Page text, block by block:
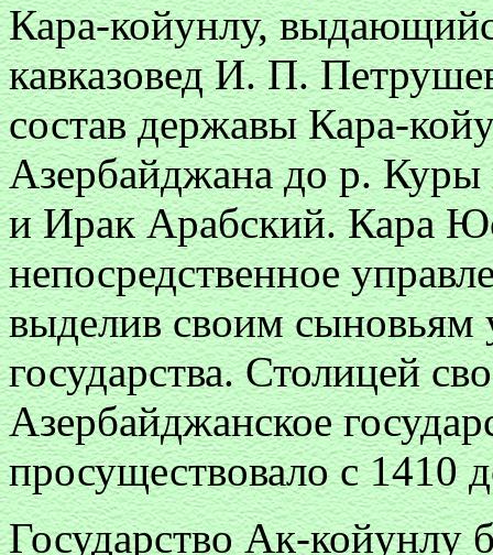
Кара-койунлу,
кавказовед И. П.
состав державы Кара-
Азербайджана до р. Куры
и Ирак Арабский. Кара
непосредственное
выделив своим сыновьям
государства. Столицей
Азербайджанское
просуществовало с 1410
Государство Ак-койунлу